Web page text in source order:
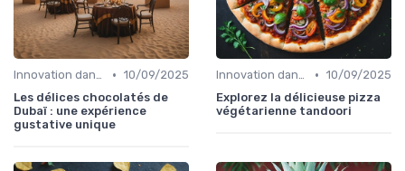
Innovation dans la food • 10/09/2025
Les délices chocolatés de
Dubaï : une expérience
gustative unique
Innovation dans la food • 10/09/2025
Explorez la délicieuse pizza
végétarienne tandoori